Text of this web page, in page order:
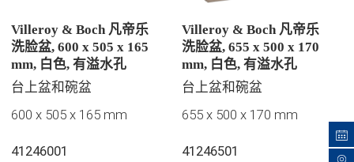
Villeroy & Boch 凡帝乐
洗脸盆, 600 x 505 x 165
mm, 白色, 有溢水孔
台上盆和碗盆
600 x 505 x 165 mm
41246001
Villeroy & Boch 凡帝乐
洗脸盆, 655 x 500 x 170
mm, 白色, 有溢水孔
台上盆和碗盆
655 x 500 x 170 mm
41246501